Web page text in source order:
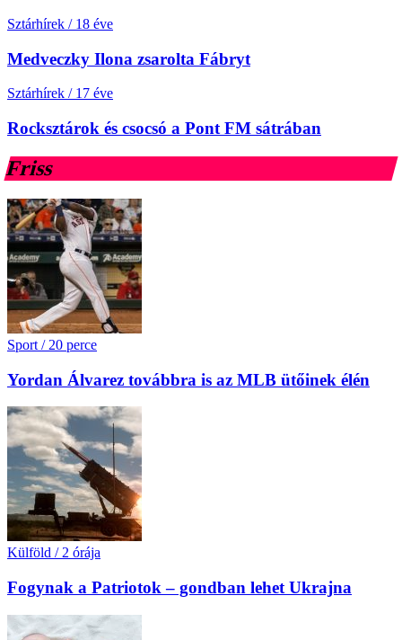
Sztárhírek / 18 éve
Medveczky Ilona zsarolta Fábryt
Sztárhírek / 17 éve
Rocksztárok és csocsó a Pont FM sátrában
Friss
Sport / 20 perce
Yordan Álvarez továbbra is az MLB ütőinek élén
Külföld / 2 órája
Fogynak a Patriotok – gondban lehet Ukrajna